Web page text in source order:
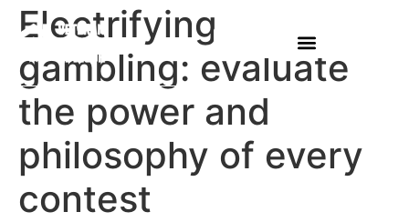
Electrifying
gambling: evaluate
the power and
philosophy of every
contest